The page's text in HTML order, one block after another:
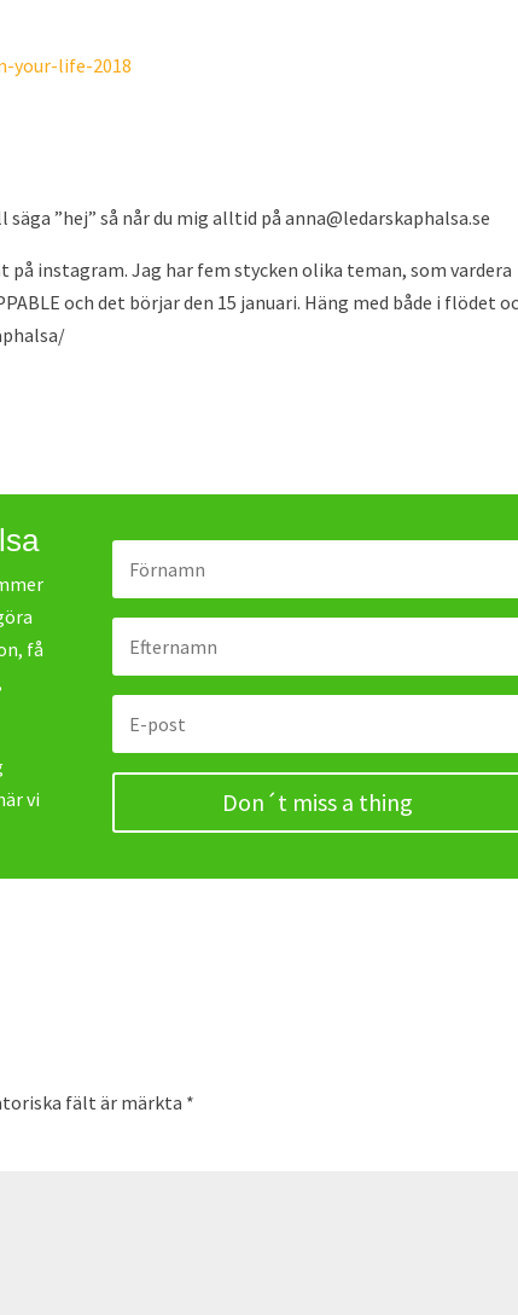
your-life-2018
”hej” så når du mig alltid på anna@ledarskaphalsa.se
instagram. Jag har fem stycken olika teman, som vardera
och det börjar den 15 januari. Häng med både i flödet
få
vi
Don´t miss a thing
fält är märkta *